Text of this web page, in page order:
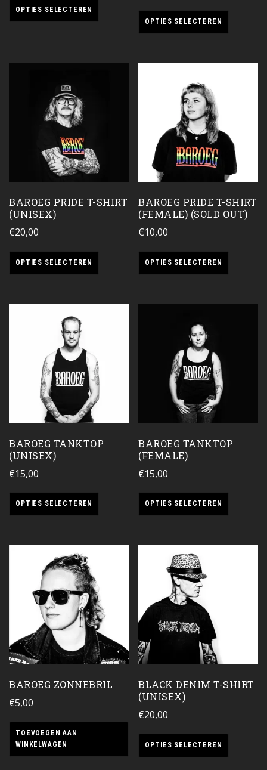
OPTIES SELECTEREN
OPTIES SELECTEREN
BAROEG PRIDE T-SHIRT
(UNISEX)
€20,00
OPTIES SELECTEREN
BAROEG PRIDE T-SHIRT
(FEMALE) (SOLD OUT)
€10,00
OPTIES SELECTEREN
BAROEG TANKTOP
(UNISEX)
€15,00
OPTIES SELECTEREN
BAROEG TANKTOP
(FEMALE)
€15,00
OPTIES SELECTEREN
BAROEG ZONNEBRIL
€5,00
TOEVOEGEN AAN
WINKELWAGEN
BLACK DENIM T-SHIRT
(UNISEX)
€20,00
OPTIES SELECTEREN